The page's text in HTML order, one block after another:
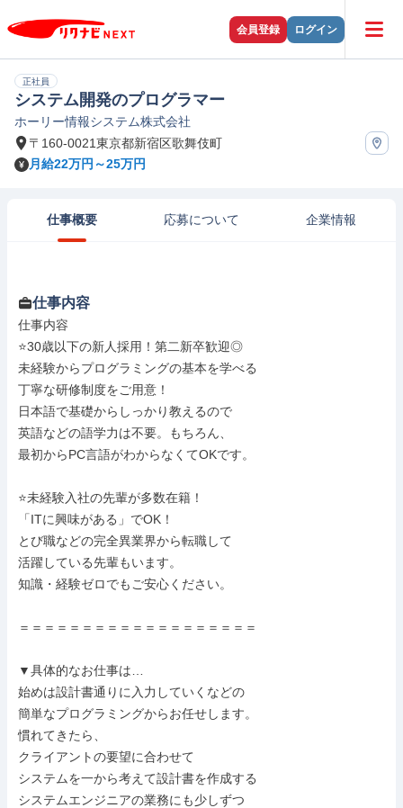
会員登録 ログイン
正社員
システム開発のプログラマー
ホーリー情報システム株式会社
〒160-0021東京都新宿区歌舞伎町
月給22万円～25万円
仕事概要 応募について 企業情報
仕事内容
仕事内容
⭐30歳以下の新人採用！第二新卒歓迎◎
未経験からプログラミングの基本を学べる
丁寧な研修制度をご用意！
日本語で基礎からしっかり教えるので
英語などの語学力は不要。もちろん、
最初からPC言語がわからなくてOKです。
⭐未経験入社の先輩が多数在籍！
「ITに興味がある」でOK！
とび職などの完全異業界から転職して
活躍している先輩もいます。
知識・経験ゼロでもご安心ください。
＝＝＝＝＝＝＝＝＝＝＝＝＝＝＝＝＝＝＝
▼具体的なお仕事は…
始めは設計書通りに入力していくなどの
簡単なプログラミングからお任せします。
慣れてきたら、
クライアントの要望に合わせて
システムを一から考えて設計書を作成する
システムエンジニアの業務にも少しずつ